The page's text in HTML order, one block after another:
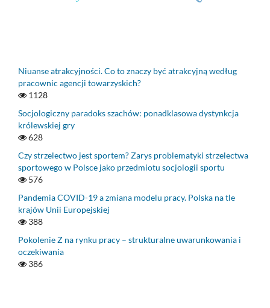
Niuanse atrakcyjności. Co to znaczy być atrakcyjną według
pracownic agencji towarzyskich?
1128
Socjologiczny paradoks szachów: ponadklasowa dystynkcja
królewskiej gry
628
Czy strzelectwo jest sportem? Zarys problematyki strzelectwa
sportowego w Polsce jako przedmiotu socjologii sportu
576
Pandemia COVID-19 a zmiana modelu pracy. Polska na tle
krajów Unii Europejskiej
388
Pokolenie Z na rynku pracy – strukturalne uwarunkowania i
oczekiwania
386